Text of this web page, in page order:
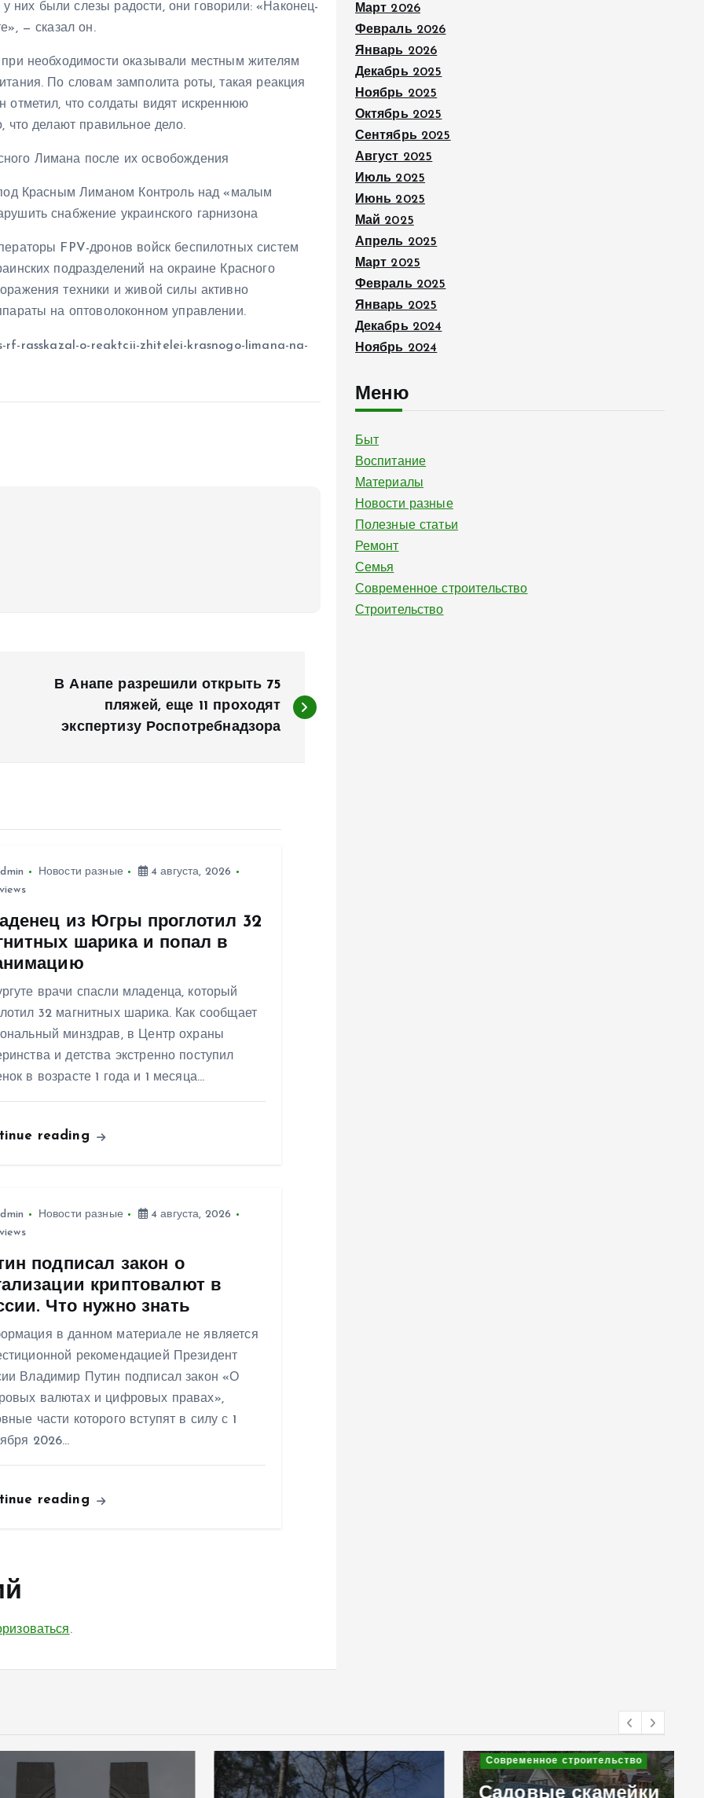
них были слезы радости, они говорили: «Наконец-
— сказал он.
необходимости оказывали местным жителям
По словам замполита роты, такая реакция
что солдаты видят искреннюю
что делают правильное дело.
Красным Лиманом Контроль над «малым
снабжение украинского гарнизона
FPV-дронов войск беспилотных систем
подразделений на окраине Красного
техники и живой силы активно
на оптоволоконном управлении.
rf-rasskazal-o-reaktcii-zhitelei-krasnogo-limana-na-
В Анапе разрешили открыть 75
пляжей, еще 11 проходят
экспертизу Роспотребнадзора
Новости разные
4 августа, 2026
из Югры проглотил 32
шарика и попал в
врачи спасли младенца, который
32 магнитных шарика. Как сообщает
минздрав, в Центр охраны
и детства экстренно поступил
в возрасте 1 года и 1 месяца…
reading
Новости разные
4 августа, 2026
подписал закон о
криптовалют в
Что нужно знать
в данном материале не является
рекомендацией Президент
Владимир Путин подписал закон «О
валютах и цифровых правах»,
части которого вступят в силу с 1
2026…
reading
.
Март 2026
Февраль 2026
Январь 2026
Декабрь 2025
Ноябрь 2025
Октябрь 2025
Сентябрь 2025
Август 2025
Июль 2025
Июнь 2025
Май 2025
Апрель 2025
Март 2025
Февраль 2025
Январь 2025
Декабрь 2024
Ноябрь 2024
Меню
Быт
Воспитание
Материалы
Новости разные
Полезные статьи
Ремонт
Семья
Современное строительство
Строительство
Современное строительство